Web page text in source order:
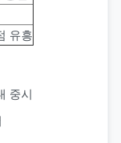
유흥
중시